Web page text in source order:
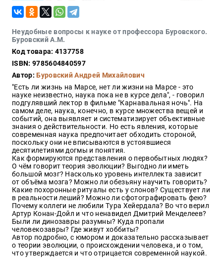
Неудобные вопросы к науке от профессора Буровского.
Буровский А.М.
Код товара: 4137758
ISBN: 9785604840597
Автор:Буровский Андрей Михайлович
"Есть ли жизнь на Марсе, нет ли жизни на Марсе - это
науке неизвестно, наука пока не в курсе дела", - говорил
подгулявший лектор в фильме "Карнавальная ночь". На
самом деле, наука, конечно, в курсе множества вещей и
событий, она выявляет и систематизирует объективные
знания о действительности. Но есть явления, которые
современная наука предпочитает обходить стороной,
поскольку они не вписываются в устоявшиеся
десятилетиями догмы и понятия.
Как формируются представления о первобытных людях?
О чём говорит теория эволюции? Выгодно ли иметь
большой мозг? Насколько уровень интеллекта зависит
от объёма мозга? Можно ли обезьяну научить говорить?
Какие похоронные ритуалы есть у слонов? Существует ли
в реальности леший? Можно ли сфотографировать фею?
Почему коллеги не любили Тура Хейердала? Во что верил
Артур Конан-Дойл и что ненавидел Дмитрий Менделеев?
Были ли динозавры разумны? Куда пропали
человекозавры? Где живут хоббиты?
Автор подробно, с юмором и доказательно рассказывает
о теории эволюции, о происхождении человека, и о том,
что утверждается и что отрицается современной наукой.
Кухня,
гастрономия,
кулинария
Закон
Красота
и
Оптовикам
Авторам
Контакты
Мероприятия
+7(499)
350-17-
79
Москва
pochta@den-
magazin.ru